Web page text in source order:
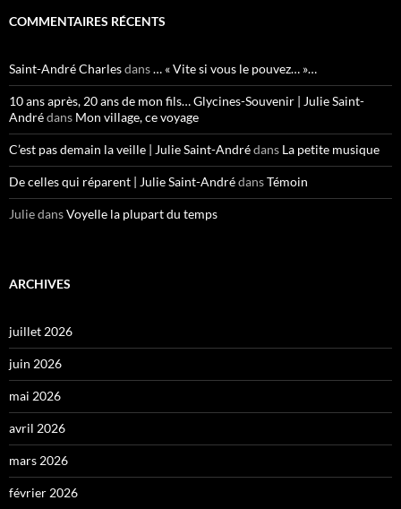
COMMENTAIRES RÉCENTS
Saint-André Charlesdans… « Vite si vous le pouvez… »…
10 ans après, 20 ans de mon fils… Glycines-Souvenir | Julie Saint-
Andrédans Mon village, ce voyage
C’est pas demain la veille | Julie Saint-Andrédans La petite musique
De celles qui réparent | Julie Saint-AndrédansTémoin
JuliedansVoyelle la plupart du temps
ARCHIVES
juillet 2026
juin 2026
mai 2026
avril 2026
mars 2026
février 2026